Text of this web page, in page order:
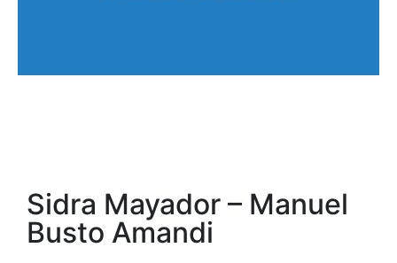
Sidra Mayador – Manuel
Busto Amandi